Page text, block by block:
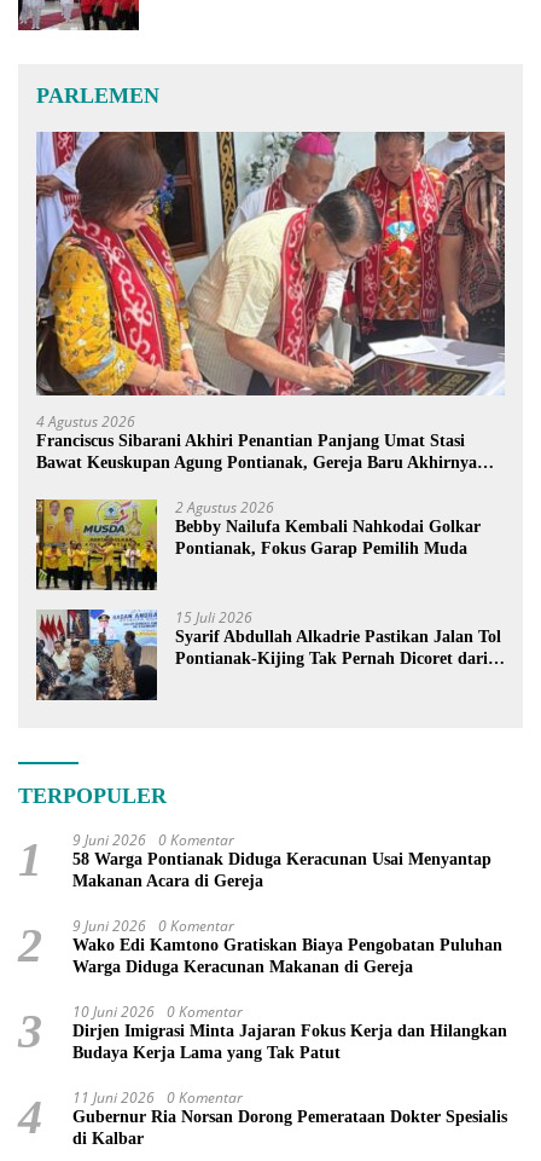
PARLEMEN
4 Agustus 2026
Franciscus Sibarani Akhiri Penantian Panjang Umat Stasi
Bawat Keuskupan Agung Pontianak, Gereja Baru Akhirnya
2 Agustus 2026
Bebby Nailufa Kembali Nahkodai Golkar
Pontianak, Fokus Garap Pemilih Muda
15 Juli 2026
Syarif Abdullah Alkadrie Pastikan Jalan Tol
Pontianak-Kijing Tak Pernah Dicoret dari
TERPOPULER
1 9 Juni 2026 0 Komentar
58 Warga Pontianak Diduga Keracunan Usai Menyantap
Makanan Acara di Gereja
2 9 Juni 2026 0 Komentar
Wako Edi Kamtono Gratiskan Biaya Pengobatan Puluhan
Warga Diduga Keracunan Makanan di Gereja
3 10 Juni 2026 0 Komentar
Dirjen Imigrasi Minta Jajaran Fokus Kerja dan Hilangkan
Budaya Kerja Lama yang Tak Patut
4 11 Juni 2026 0 Komentar
Gubernur Ria Norsan Dorong Pemerataan Dokter Spesialis
di Kalbar